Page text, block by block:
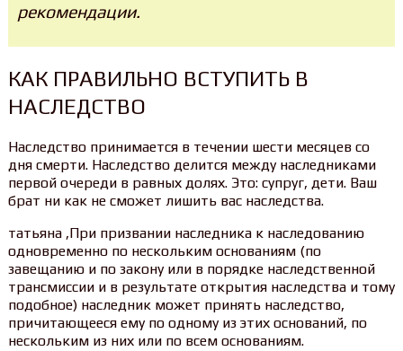
рекомендации.
КАК ПРАВИЛЬНО ВСТУПИТЬ В
НАСЛЕДСТВО
Наследство принимается в течении шести месяцев со
дня смерти. Наследство делится между наследниками
первой очереди в равных долях. Это: супруг, дети. Ваш
брат ни как не сможет лишить вас наследства.
татьяна ,При призвании наследника к наследованию
одновременно по нескольким основаниям (по
завещанию и по закону или в порядке наследственной
трансмиссии и в результате открытия наследства и тому
подобное) наследник может принять наследство,
причитающееся ему по одному из этих оснований, по
нескольким из них или по всем основаниям.